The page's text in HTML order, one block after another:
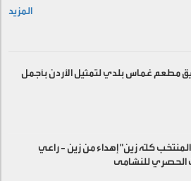
المزيد
مطعم غماس بلدي لتمثيل الأردن بأجمل
كلّه زين" إهداء من زين - راعي
الحصري للنشامى